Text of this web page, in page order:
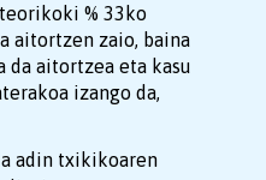
% 33ko
aitortzen zaio, baina
da aitortzea eta kasu
izango da,
adin txikikoaren